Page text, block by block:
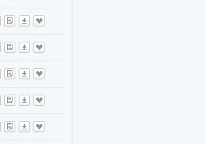
歌 下 收
歌 下 收
歌 下 收
歌 下 收
歌 下 收
歌 下 收